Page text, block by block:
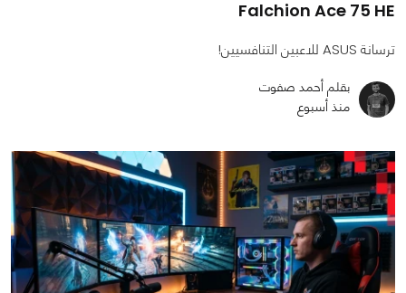
Falchion Ace 75 HE
ترسانة ASUS للاعبين التنافسيين!
بقلم أحمد صفوت
منذ أسبوع